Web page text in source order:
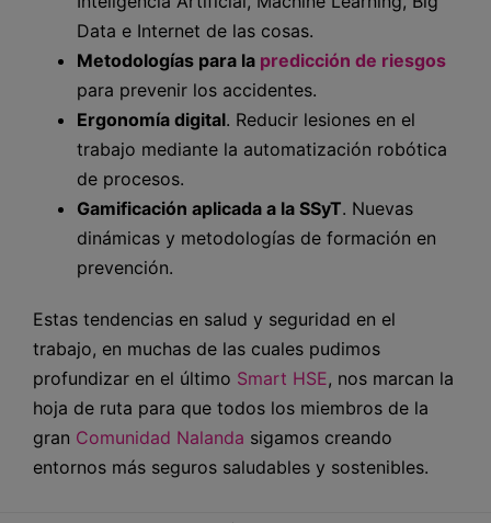
Data e Internet de las cosas.
Metodologías para la predicción de riesgos
para prevenir los accidentes.
Ergonomía digital. Reducir lesiones en el
trabajo mediante la automatización robótica
de procesos.
Gamificación aplicada a la SSyT. Nuevas
dinámicas y metodologías de formación en
prevención.
Estas tendencias en salud y seguridad en el
trabajo, en muchas de las cuales pudimos
profundizar en el último Smart HSE, nos marcan la
hoja de ruta para que todos los miembros de la
gran Comunidad Nalanda sigamos creando
entornos más seguros saludables y sostenibles.